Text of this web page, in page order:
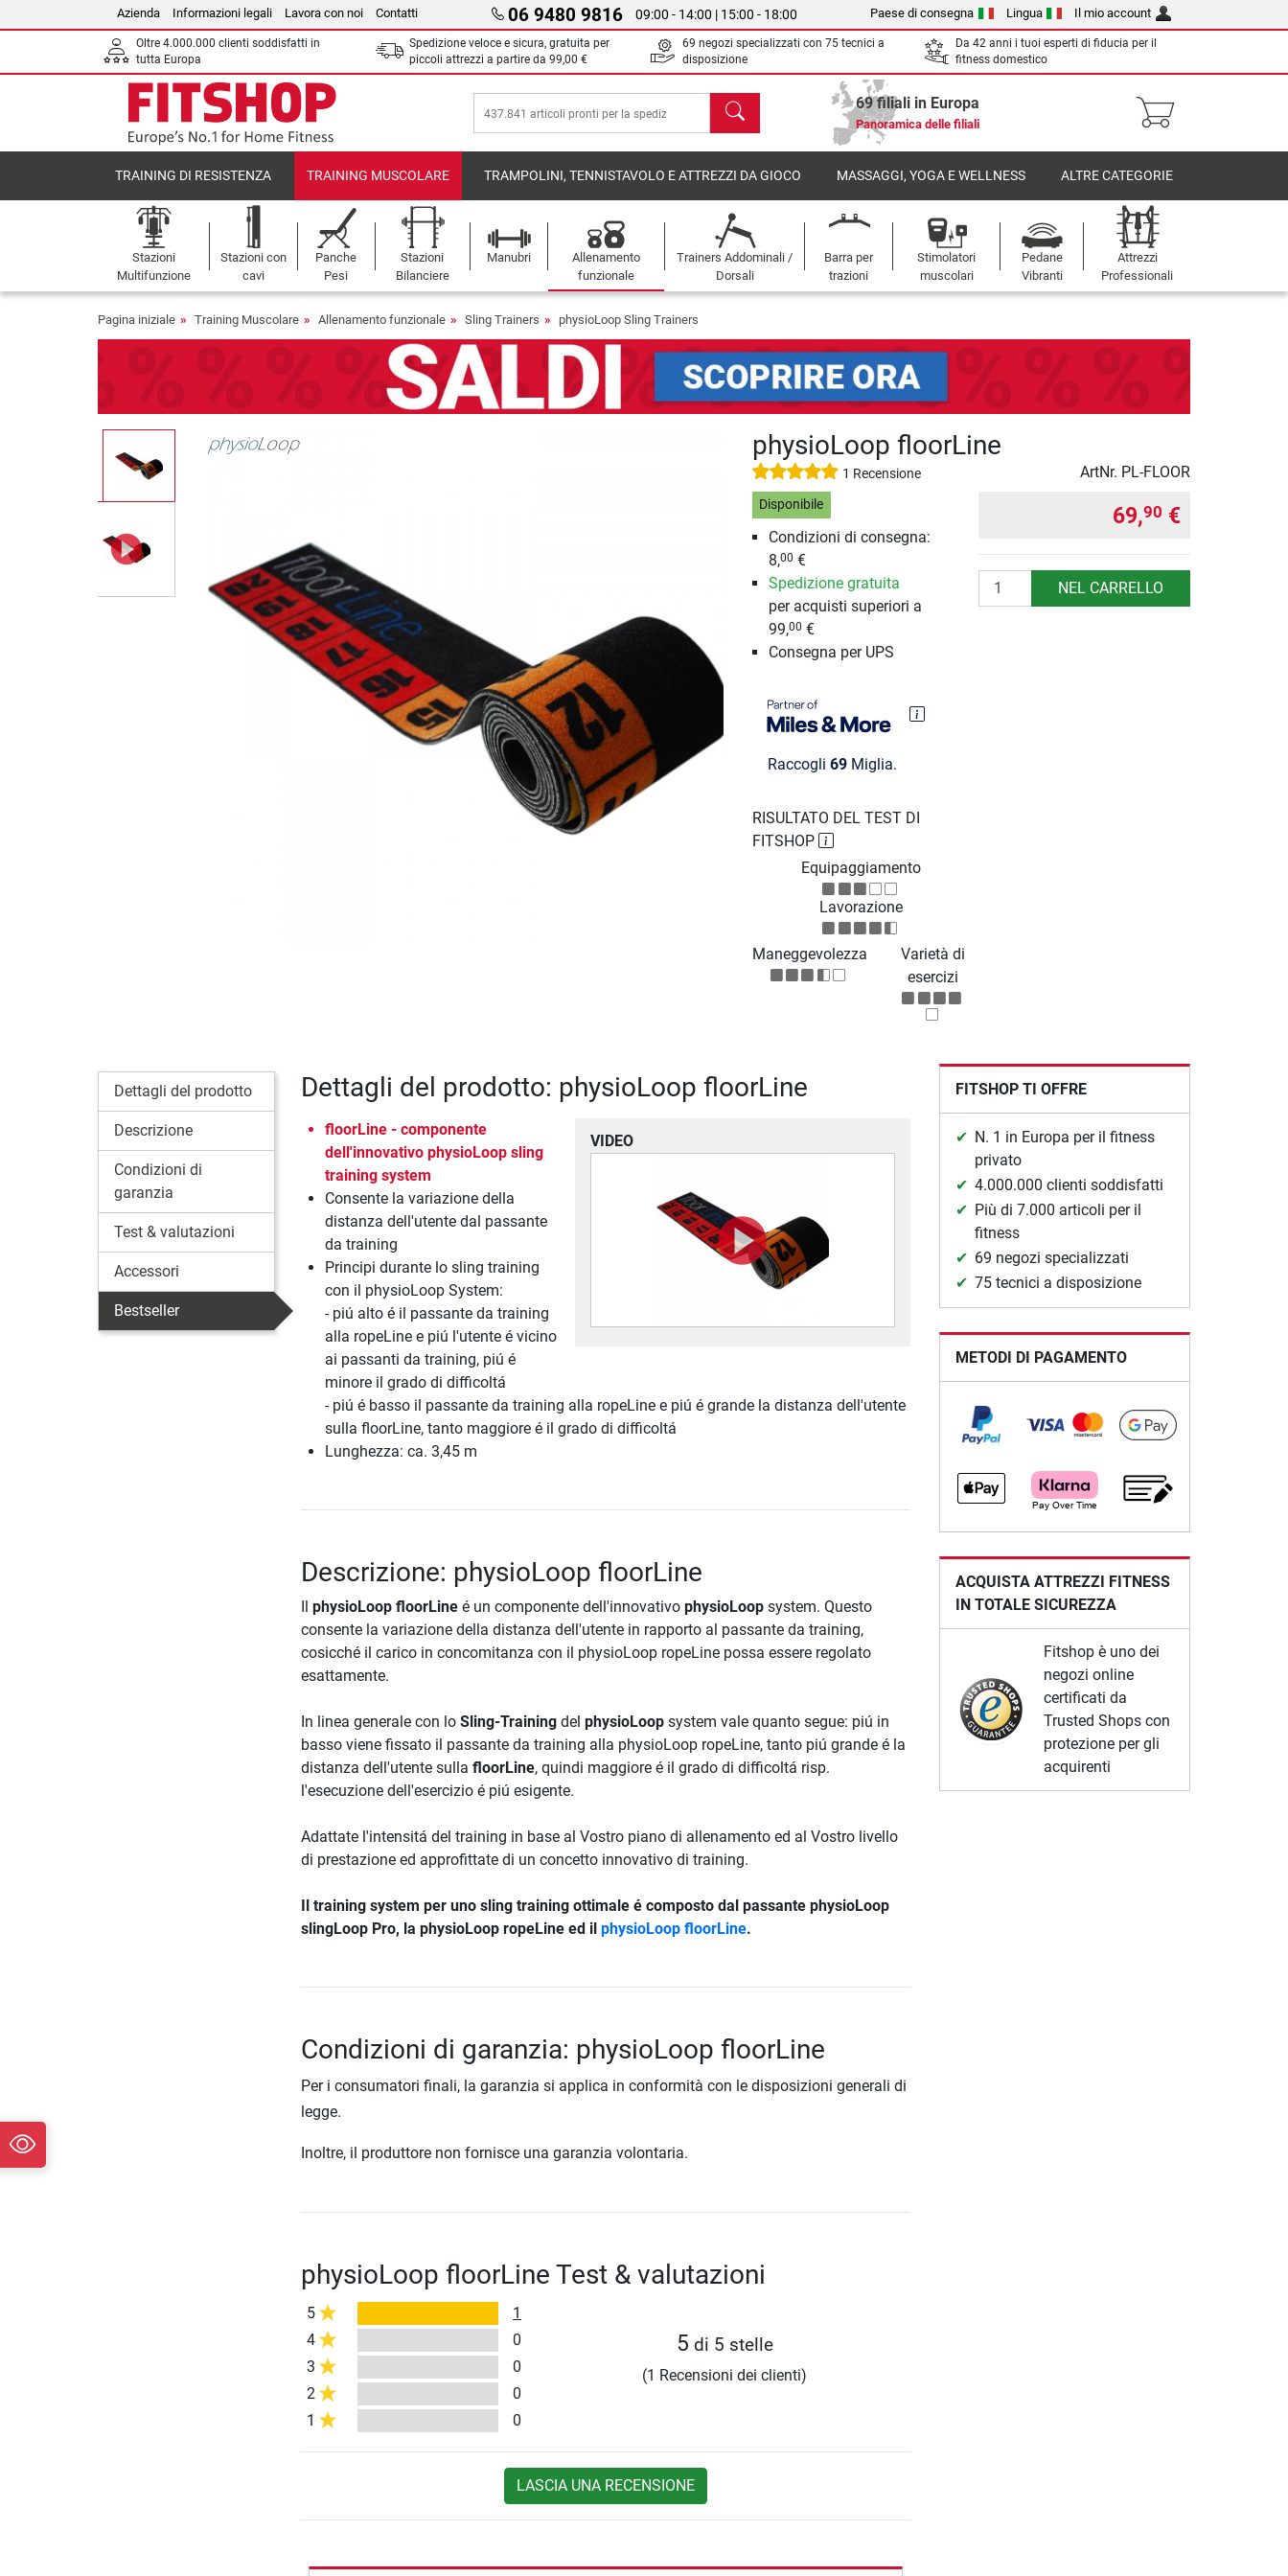
Azienda Informazioni legali Lavora con noi Contatti 06 9480 9816 09:00 - 14:00 | 15:00 - 18:00 Paese di consegna Lingua Il mio account
Oltre 4.000.000 clienti soddisfatti in
tutta Europa
Spedizione veloce e sicura, gratuita per
piccoli attrezzi a partire da 99,00 €
69 negozi specializzati con 75 tecnici a
disposizione
Da 42 anni i tuoi esperti di fiducia per il
fitness domestico
Cerca 69 filiali in Europa
Panoramica delle filiali
TRAINING DI RESISTENZA TRAINING MUSCOLARE TRAMPOLINI, TENNISTAVOLO E ATTREZZI DA GIOCO MASSAGGI, YOGA E WELLNESS ALTRE CATEGORIE
Stazioni
Multifunzione
Stazioni con
cavi
Panche
Pesi
Stazioni
Bilanciere
Manubri
Allenamento
funzionale
Trainers Addominali /
Dorsali
Barra per
trazioni
Stimolatori
muscolari
Pedane
Vibranti
Attrezzi
Professionali
Pagina iniziale Training Muscolare Allenamento funzionale Sling Trainers physioLoop Sling Trainers
physioLoop floorLine
1 Recensione ArtNr. PL-FLOOR
Disponibile
Condizioni di consegna:
8,00 €
Spedizione gratuita
per acquisti superiori a
99,00 €
Consegna per UPS
Raccogli 69Miglia.
69,90 €
Quantità NEL CARRELLO
RISULTATO DEL TEST DI
FITSHOP
Equipaggiamento
Lavorazione
Maneggevolezza
Varietà di
esercizi
Dettagli del prodotto
Descrizione
Condizioni di
garanzia
Test & valutazioni
Accessori
Bestseller
Dettagli del prodotto: physioLoop floorLine
VIDEO
floorLine - componente
dell'innovativo physioLoop sling
training system
Consente la variazione della
distanza dell'utente dal passante
da training
Principi durante lo sling training
con il physioLoop System:
- piú alto é il passante da training
alla ropeLine e piú l'utente é vicino
ai passanti da training, piú é
minore il grado di difficoltá
- piú é basso il passante da training alla ropeLine e piú é grande la distanza dell'utente
sulla floorLine, tanto maggiore é il grado di difficoltá
Lunghezza: ca. 3,45 m
Descrizione: physioLoop floorLine
Il physioLoop floorLineé un componente dell'innovativo physioLoopsystem. Questo
consente la variazione della distanza dell'utente in rapporto al passante da training,
cosicché il carico in concomitanza con il physioLoop ropeLine possa essere regolato
esattamente.
In linea generale con lo Sling-Trainingdel physioLoopsystem vale quanto segue: piú in
basso viene fissato il passante da training alla physioLoop ropeLine, tanto piú grande é la
distanza dell'utente sulla floorLine, quindi maggiore é il grado di difficoltá risp.
l'esecuzione dell'esercizio é piú esigente.
Adattate l'intensitá del training in base al Vostro piano di allenamento ed al Vostro livello
di prestazione ed approfittate di un concetto innovativo di training.
Il training system per uno sling trainingottimale é composto dal passante physioLoop
slingLoop Pro, la physioLoop ropeLine ed il physioLoop floorLine.
Condizioni di garanzia: physioLoop floorLine
Per i consumatori finali, la garanzia si applica in conformità con le disposizioni generali di
legge.
Inoltre, il produttore non fornisce una garanzia volontaria.
physioLoop floorLine Test & valutazioni
5
1
4
0
3
0
2
0
1
0
5 di 5 stelle
(1 Recensioni dei clienti)
LASCIA UNA RECENSIONE
FITSHOP TI OFFRE
N. 1 in Europa per il fitness
privato
4.000.000 clienti soddisfatti
Più di 7.000 articoli per il
fitness
69 negozi specializzati
75 tecnici a disposizione
METODI DI PAGAMENTO
ACQUISTA ATTREZZI FITNESS
IN TOTALE SICUREZZA
Fitshop è uno dei
negozi online
certificati da
Trusted Shops con
protezione per gli
acquirenti